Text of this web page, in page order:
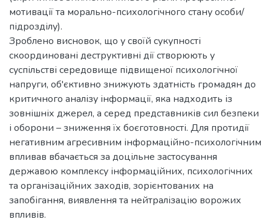
мотивації та морально-психологічного стану особи/
підрозділу).
Зроблено висновок, що у своїй сукупності
скоординовані деструктивні дії створюють у
суспільстві середовище підвищеної психологічної
напруги, об'єктивно знижують здатність громадян до
критичного аналізу інформації, яка надходить із
зовнішніх джерел, а серед представників сил безпеки
і оборони – зниження їх боєготовності. Для протидії
негативним агресивним інформаційно-психологічним
впливав вбачається за доцільне застосування
державою комплексу інформаційних, психологічних
та організаційних заходів, зорієнтованих на
запобігання, виявлення та нейтралізацію ворожих
впливів.